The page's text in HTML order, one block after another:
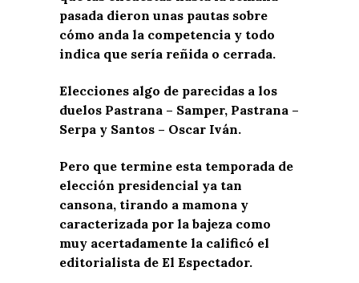
pasada dieron unas pautas sobre
cómo anda la competencia y todo
indica que sería reñida o cerrada.
Elecciones algo de parecidas a los
duelos Pastrana – Samper, Pastrana –
Serpa y Santos – Oscar Iván.
Pero que termine esta temporada de
elección presidencial ya tan
cansona, tirando a mamona y
caracterizada por la bajeza como
muy acertadamente la calificó el
editorialista de El Espectador.